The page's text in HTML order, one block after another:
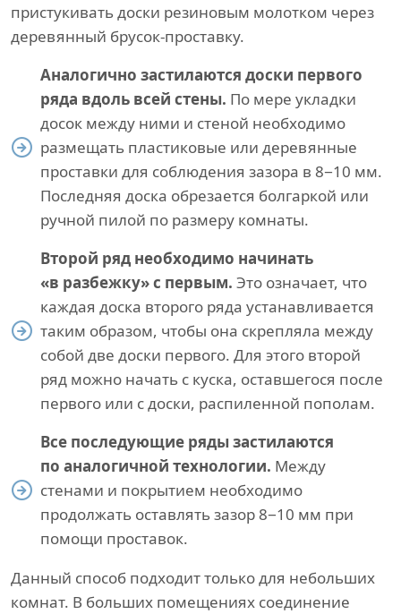
пристукивать доски резиновым молотком через
деревянный брусок-проставку.
Аналогично застилаются доски первого
ряда вдоль всей стены. По мере укладки
досок между ними и стеной необходимо
размещать пластиковые или деревянные
проставки для соблюдения зазора в 8−10 мм.
Последняя доска обрезается болгаркой или
ручной пилой по размеру комнаты.
Второй ряд необходимо начинать
«в разбежку» с первым. Это означает, что
каждая доска второго ряда устанавливается
таким образом, чтобы она скрепляла между
собой две доски первого. Для этого второй
ряд можно начать с куска, оставшегося после
первого или с доски, распиленной пополам.
Все последующие ряды застилаются
по аналогичной технологии. Между
стенами и покрытием необходимо
продолжать оставлять зазор 8−10 мм при
помощи проставок.
Данный способ подходит только для небольших
комнат. В больших помещениях соединение